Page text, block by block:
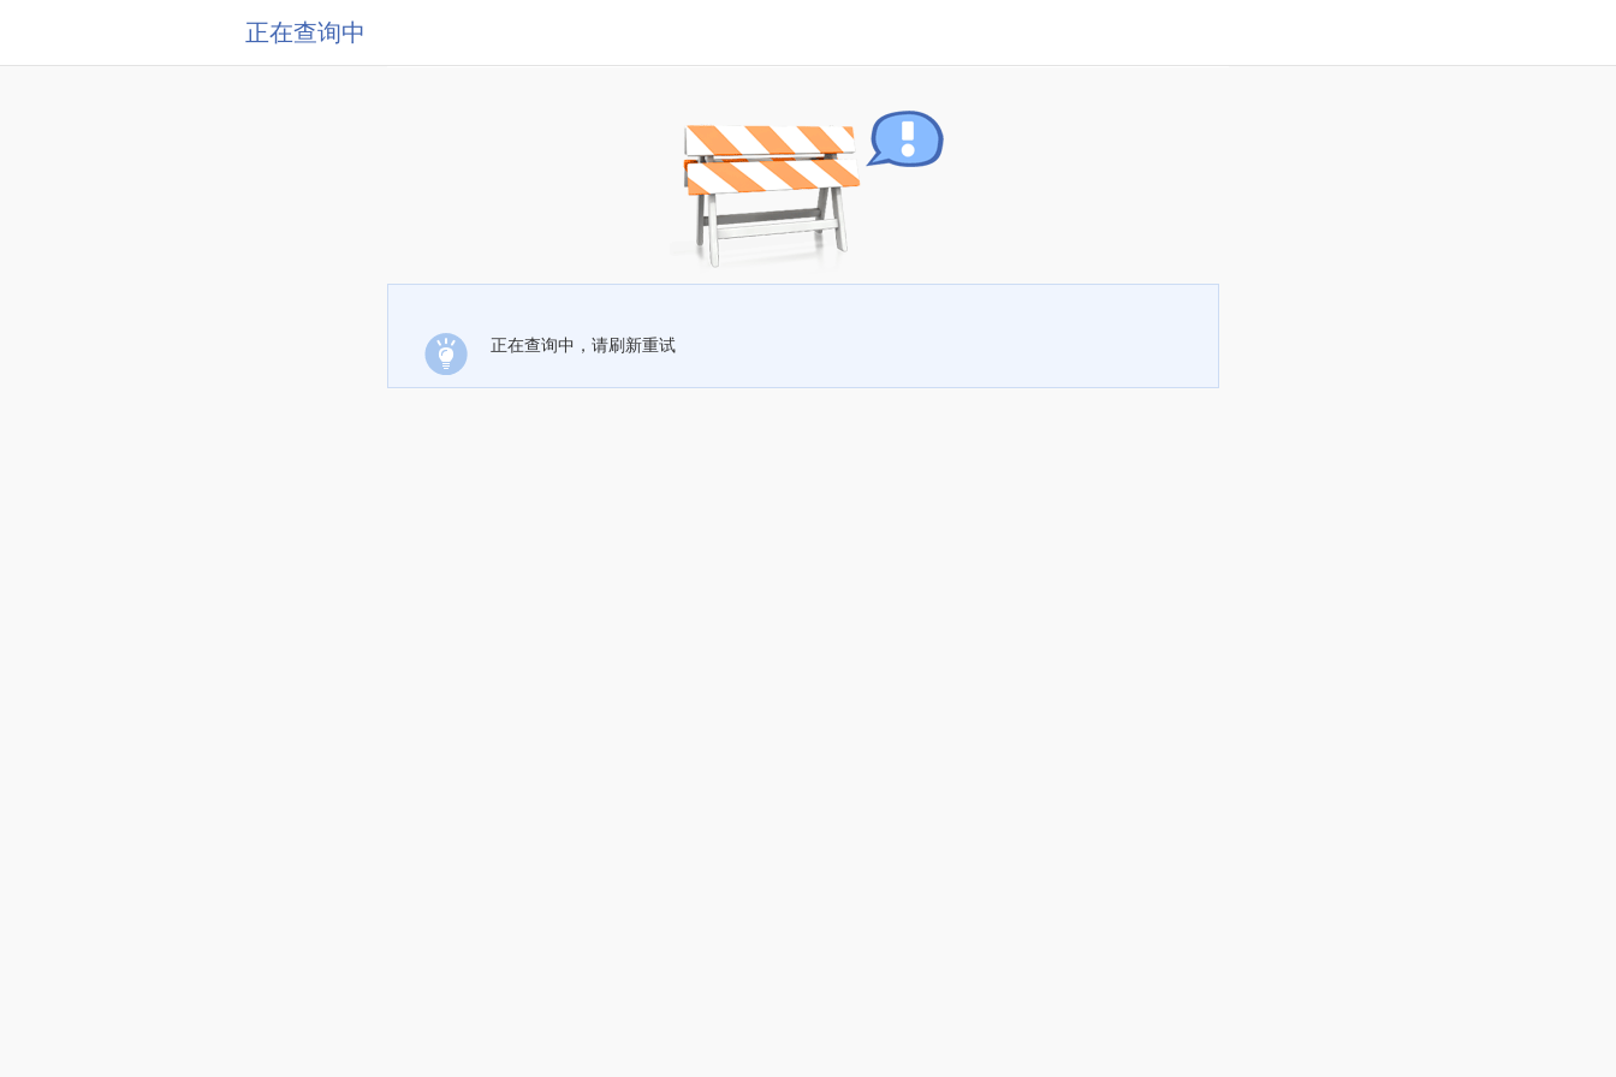
正在查询中
正在查询中，请刷新重试